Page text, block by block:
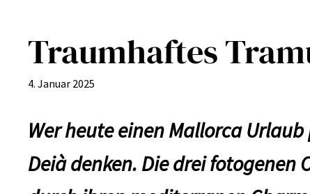
Traumhaftes
4. Januar 2025
Wer heute einen Mallorca
Deià denken. Die drei